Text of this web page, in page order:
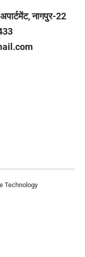
नागपुर-22
Technology